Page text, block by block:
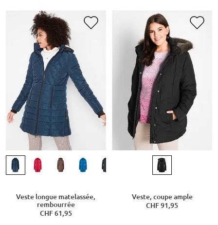
Veste longue matelassée,
rembourrée
CHF 61,95
Veste, coupe ample
CHF 91,95